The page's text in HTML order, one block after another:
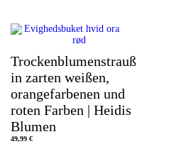
Trockenblumenstrauß
in zarten weißen,
orangefarbenen und
roten Farben | Heidis
Blumen
49,99 €